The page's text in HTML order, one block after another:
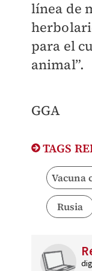
línea de
para el
animal”.
GGA
TAGS
Vacuna
Rusia